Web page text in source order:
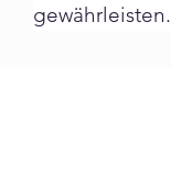
gewährleisten.